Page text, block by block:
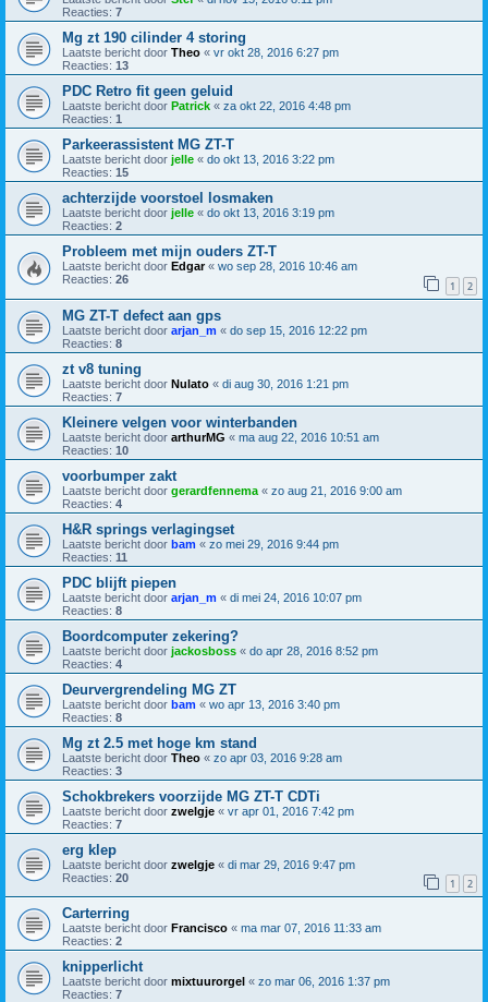
Reacties: 7
Mg zt 190 cilinder 4 storing
Laatste bericht door Theo « vr okt 28, 2016 6:27 pm
Reacties: 13
PDC Retro fit geen geluid
Laatste bericht door Patrick « za okt 22, 2016 4:48 pm
Reacties: 1
Parkeerassistent MG ZT-T
Laatste bericht door jelle « do okt 13, 2016 3:22 pm
Reacties: 15
achterzijde voorstoel losmaken
Laatste bericht door jelle « do okt 13, 2016 3:19 pm
Reacties: 2
Probleem met mijn ouders ZT-T
Laatste bericht door Edgar« wo sep 28, 2016 10:46 am
Reacties: 26 1 2
MG ZT-T defect aan gps
Laatste bericht door arjan_m « do sep 15, 2016 12:22 pm
Reacties: 8
zt v8 tuning
Laatste bericht door Nulato « di aug 30, 2016 1:21 pm
Reacties: 7
Kleinere velgen voor winterbanden
Laatste bericht door arthurMG « ma aug 22, 2016 10:51 am
Reacties: 10
voorbumper zakt
Laatste bericht door gerardfennema « zo aug 21, 2016 9:00 am
Reacties: 4
H&R springs verlagingset
Laatste bericht door bam « zo mei 29, 2016 9:44 pm
Reacties: 11
PDC blijft piepen
Laatste bericht door arjan_m « di mei 24, 2016 10:07 pm
Reacties: 8
Boordcomputer zekering?
Laatste bericht door jackosboss « do apr 28, 2016 8:52 pm
Reacties: 4
Deurvergrendeling MG ZT
Laatste bericht door bam « wo apr 13, 2016 3:40 pm
Reacties: 8
Mg zt 2.5 met hoge km stand
Laatste bericht door Theo « zo apr 03, 2016 9:28 am
Reacties: 3
Schokbrekers voorzijde MG ZT-T CDTi
Laatste bericht door zwelgje « vr apr 01, 2016 7:42 pm
Reacties: 7
erg klep
Laatste bericht door zwelgje « di mar 29, 2016 9:47 pm
Reacties: 20 1 2
Carterring
Laatste bericht door Francisco « ma mar 07, 2016 11:33 am
Reacties: 2
knipperlicht
Laatste bericht door mixtuurorgel « zo mar 06, 2016 1:37 pm
Reacties: 7